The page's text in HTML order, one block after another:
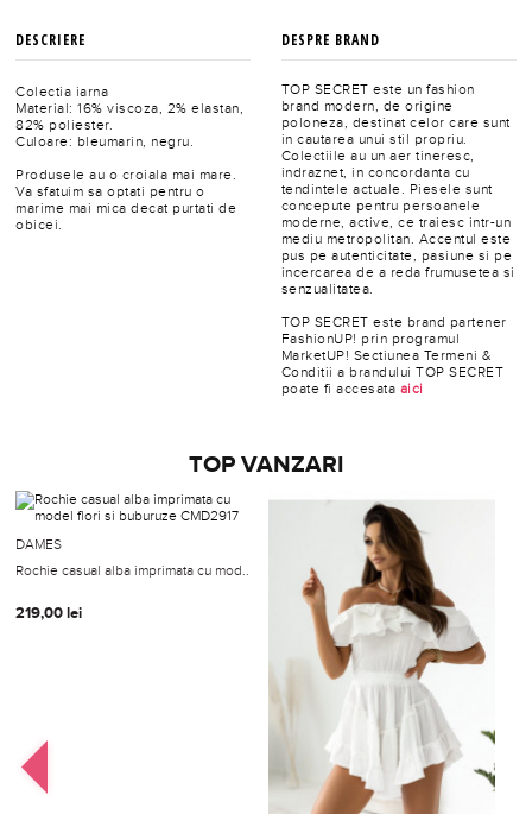
DESCRIERE
Colectia iarna
Material: 16% viscoza, 2% elastan,
82% poliester.
Culoare: bleumarin, negru.
Produsele au o croiala mai mare.
Va sfatuim sa optati pentru o
marime mai mica decat purtati de
obicei.
DESPRE BRAND
TOP SECRET este un fashion
brand modern, de origine
poloneza, destinat celor care sunt
in cautarea unui stil propriu.
Colectiile au un aer tineresc,
indraznet, in concordanta cu
tendintele actuale. Piesele sunt
concepute pentru persoanele
moderne, active, ce traiesc intr-un
mediu metropolitan. Accentul este
pus pe autenticitate, pasiune si pe
incercarea de a reda frumusetea si
senzualitatea.
TOP SECRET este brand partener
FashionUP! prin programul
MarketUP! Sectiunea Termeni &
Conditii a brandului TOP SECRET
poate fi accesata aici
TOP VANZARI
DAMES
Rochie casual alba imprimata cu mod..
219,00lei